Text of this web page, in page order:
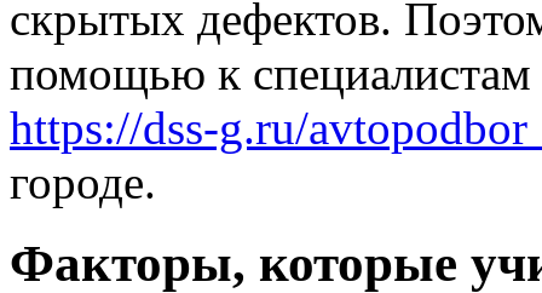
скрытых дефектов.
помощью к специалистам
https://dss-g.ru/
городе.
Факторы, которые